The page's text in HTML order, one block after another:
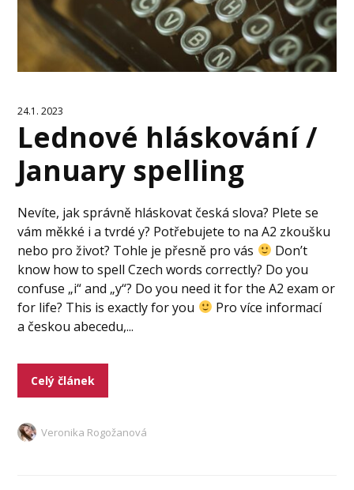
24.1. 2023
Lednové hláskování /
January spelling
Nevíte, jak správně hláskovat česká slova? Plete se
vám měkké i a tvrdé y? Potřebujete to na A2 zkoušku
nebo pro život? Tohle je přesně pro vás
Don’t
know how to spell Czech words correctly? Do you
confuse „i“ and „y“? Do you need it for the A2 exam or
for life? This is exactly for you
Pro více informací
a českou abecedu,...
Celý článek
Veronika Rogožanová